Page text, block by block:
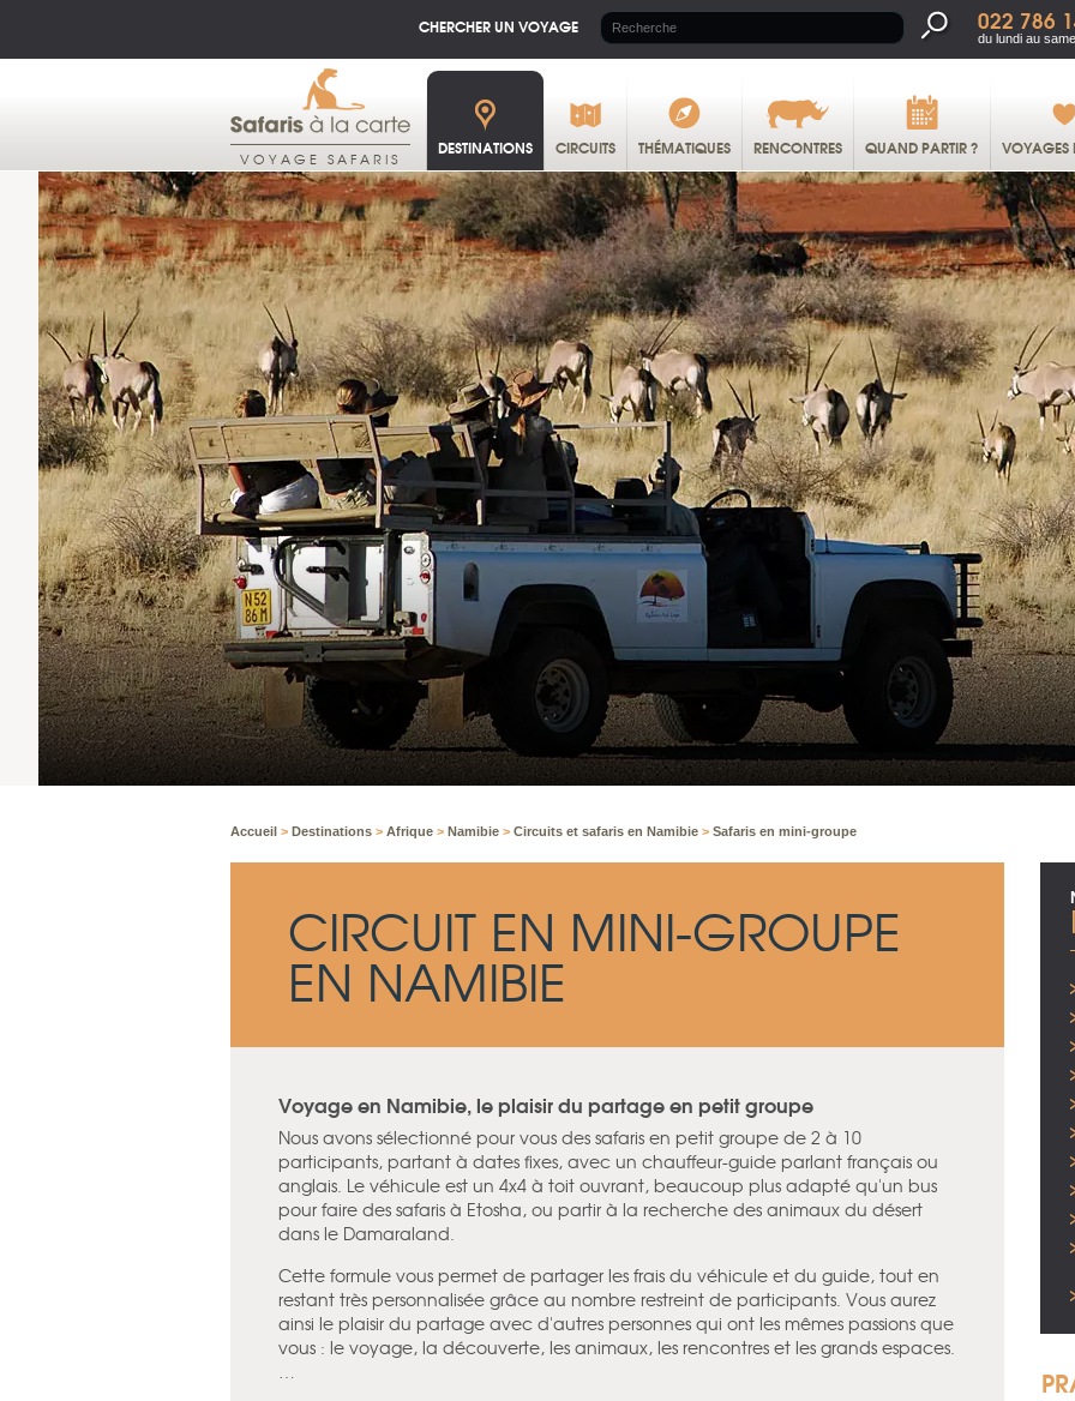
CHERCHER UN VOYAGE 022 786
du lundi au
VOYAGE SAFARIS DESTINATIONS CIRCUITS THÉMATIQUES RENCONTRES QUAND PARTIR ? VOYAGES
Accueil > Destinations > Afrique > Namibie > Circuits et safaris en Namibie > Safaris en mini-groupe
CIRCUIT EN MINI-GROUPE
EN NAMIBIE
Voyage en Namibie, le plaisir du partage en petit groupe
Nous avons sélectionné pour vous des safaris en petit groupe de 2 à 10
participants, partant à dates fixes, avec un chauffeur-guide parlant français ou
anglais. Le véhicule est un 4x4 à toit ouvrant, beaucoup plus adapté qu'un bus
pour faire des safaris à Etosha, ou partir à la recherche des animaux du désert
dans le Damaraland.
Cette formule vous permet de partager les frais du véhicule et du guide, tout en
restant très personnalisée grâce au nombre restreint de participants. Vous aurez
ainsi le plaisir du partage avec d'autres personnes qui ont les mêmes passions que
vous : le voyage, la découverte, les animaux, les rencontres et les grands espaces.
…